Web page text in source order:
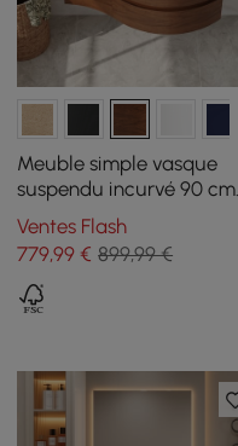
Meuble simple vasque
suspendu incurvé 90 cm
avec rangement
Ventes Flash
779,99 € 899,99 €